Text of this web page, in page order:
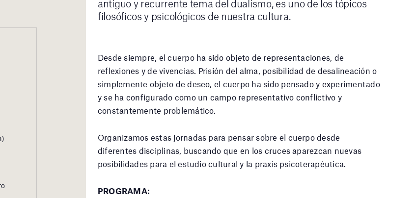
antiguo y recurrente tema del dualismo, es uno de los tópicos
filosóficos y psicológicos de nuestra cultura.
Desde siempre, el cuerpo ha sido objeto de representaciones, de
reflexiones y de vivencias. Prisión del alma, posibilidad de desalineación o
simplemente objeto de deseo, el cuerpo ha sido pensado y experimentado
y se ha configurado como un campo representativo conflictivo y
constantemente problemático.
Organizamos estas jornadas para pensar sobre el cuerpo desde
diferentes disciplinas, buscando que en los cruces aparezcan nuevas
posibilidades para el estudio cultural y la praxis psicoterapéutica.
PROGRAMA: